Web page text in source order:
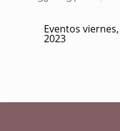
Eventos
2023